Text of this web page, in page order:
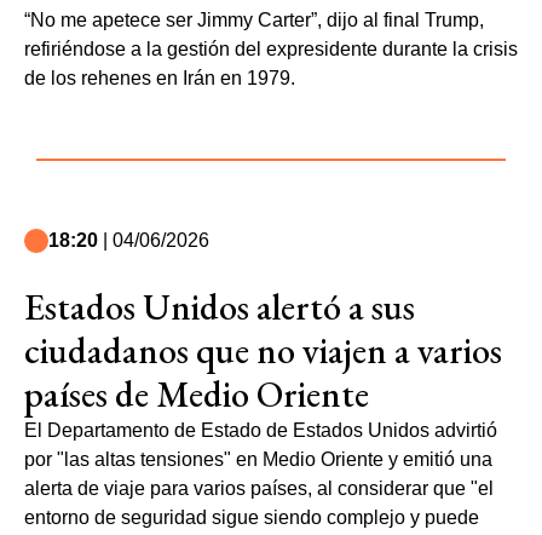
“No me apetece ser Jimmy Carter”, dijo al final Trump,
refiriéndose a la gestión del expresidente durante la crisis
de los rehenes en Irán en 1979.
18:20 | 04/06/2026
Estados Unidos alertó a sus
ciudadanos que no viajen a varios
países de Medio Oriente
El Departamento de Estado de Estados Unidos advirtió
por "las altas tensiones" en Medio Oriente y emitió una
alerta de viaje para varios países, al considerar que "el
entorno de seguridad sigue siendo complejo y puede